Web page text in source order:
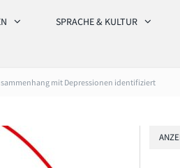
SPRACHE & KULTUR
mit Depressionen identifiziert